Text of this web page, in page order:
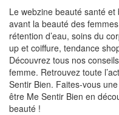
Le webzine beauté santé
avant la beauté des
rétention d’eau, soins du
up et coiffure, tendance
Découvrez tous nos
femme. Retrouvez toute
Sentir Bien. Faites-vous
être Me Sentir Bien en
beauté !